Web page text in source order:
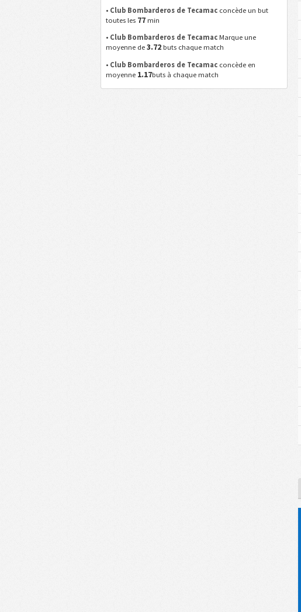
• Club Bombarderos de Tecamac concède un but
toutes les 77 min
• Club Bombarderos de Tecamac Marque une
moyenne de3.72 buts chaque match
• Club Bombarderos de Tecamac concède en
moyenne 1.17buts à chaque match